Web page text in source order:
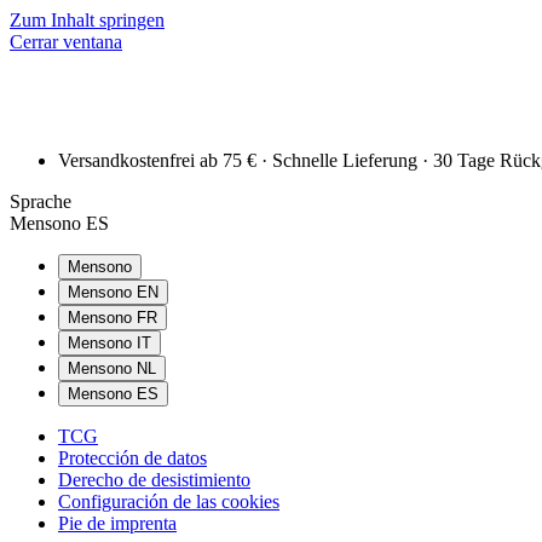
Zum Inhalt springen
Cerrar ventana
Versandkostenfrei ab 75 € · Schnelle Lieferung · 30 Tage
Sprache
Mensono ES
Mensono
Mensono EN
Mensono FR
Mensono IT
Mensono NL
Mensono ES
TCG
Protección de datos
Derecho de desistimiento
Configuración de las cookies
Pie de imprenta